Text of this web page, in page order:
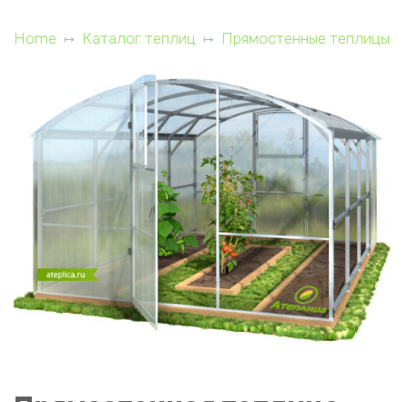
Home Каталог теплиц Прямостенные теплицы